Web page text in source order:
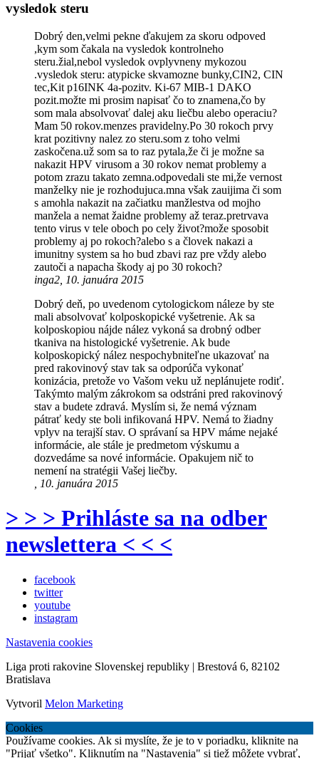
vysledok steru
Dobrý den,velmi pekne ďakujem za skoru odpoved
,kym som čakala na vysledok kontrolneho
steru.žial,nebol vysledok ovplyvneny mykozou
.vysledok steru: atypicke skvamozne bunky,CIN2, CIN
tec,Kit p16INK 4a-pozitv. Ki-67 MIB-1 DAKO
pozit.možte mi prosim napisať čo to znamena,čo by
som mala absolvovať dalej aku liečbu alebo operaciu?
Mam 50 rokov.menzes pravidelny.Po 30 rokoch prvy
krat pozitivny nalez zo steru.som z toho velmi
zaskočena.už som sa to raz pytala,že či je možne sa
nakazit HPV virusom a 30 rokov nemat problemy a
potom zrazu takato zemna.odpovedali ste mi,že vernost
manželky nie je rozhodujuca.mna však zauijima či som
s amohla nakazit na začiatku manžlestva od mojho
manžela a nemat žaidne problemy až teraz.pretrvava
tento virus v tele oboch po cely život?može sposobit
problemy aj po rokoch?alebo s a človek nakazi a
imunitny system sa ho bud zbavi raz pre vždy alebo
zautoči a napacha škody aj po 30 rokoch?
inga2, 10. januára 2015
Dobrý deň, po uvedenom cytologickom náleze by ste
mali absolvovať kolposkopické vyšetrenie. Ak sa
kolposkopiou nájde nález vykoná sa drobný odber
tkaniva na histologické vyšetrenie. Ak bude
kolposkopický nález nespochybniteľne ukazovať na
pred rakovinový stav tak sa odporúča vykonať
konizácia, pretože vo Vašom veku už neplánujete rodiť.
Takýmto malým zákrokom sa odstráni pred rakovinový
stav a budete zdravá. Myslím si, že nemá význam
pátrať kedy ste boli infikovaná HPV. Nemá to žiadny
vplyv na terajší stav. O správaní sa HPV máme nejaké
informácie, ale stále je predmetom výskumu a
dozvedáme sa nové informácie. Opakujem nič to
nemení na stratégii Vašej liečby.
, 10. januára 2015
> > > Prihláste sa na odber
newslettera < < <
facebook
twitter
youtube
instagram
Nastavenia cookies
Liga proti rakovine Slovenskej republiky | Brestová 6, 82102
Bratislava
Vytvoril Melon Marketing
Cookies
Používame cookies. Ak si myslíte, že je to v poriadku, kliknite na
"Prijať všetko". Kliknutím na "Nastavenia" si tiež môžete vybrať,